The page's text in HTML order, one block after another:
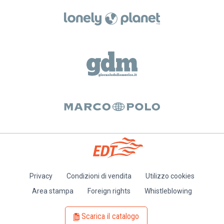
Privacy Condizioni di vendita
Utilizzo cookies
Area stampa
Foreign rights Whistleblowing
Scarica il catalogo